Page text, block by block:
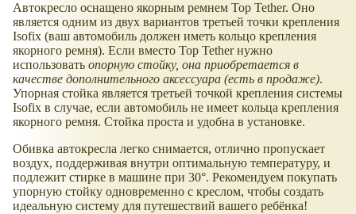
Автокресло оснащено якорным ремнем Top Tether. Оно
является одним из двух вариантов третьей точки крепления
Isofix (ваш автомобиль должен иметь кольцо крепления
якорного ремня). Если вместо Top Tether нужно
использовать опорную стойку, она приобретается в
качестве дополнительного аксессуара (есть в продаже).
Упорная стойка является третьей точкой крепления системы
Isofix в случае, если автомобиль не имеет кольца крепления
якорного ремня. Стойка проста и удобна в установке.
Обивка автокресла легко снимается, отлично пропускает
воздух, поддерживая внутри оптимальную температуру, и
подлежит стирке в машине при 30°. Рекомендуем покупать
упорную стойку одновременно с креслом, чтобы создать
идеальную систему для путешествий вашего ребёнка!